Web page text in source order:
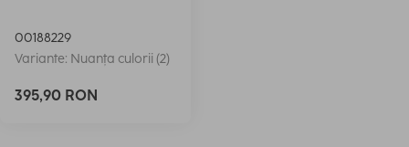
00188229
Variante: Nuanța culorii (2)
395,90 RON